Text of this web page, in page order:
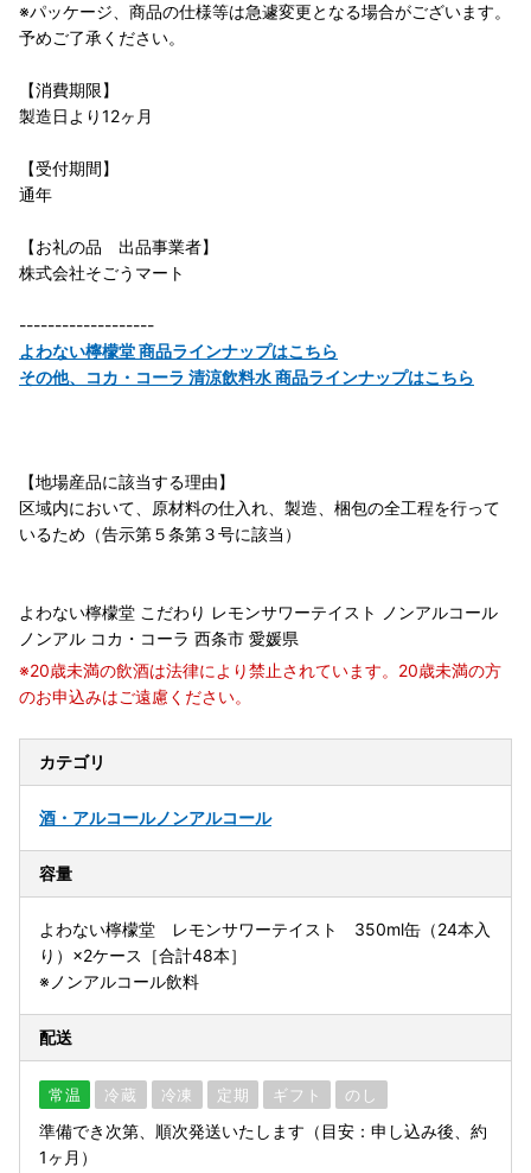
※パッケージ、商品の仕様等は急遽変更となる場合がございます。
予めご了承ください。
【消費期限】
製造日より12ヶ月
【受付期間】
通年
【お礼の品 出品事業者】
株式会社そごうマート
-------------------
よわない檸檬堂 商品ラインナップはこちら
その他、コカ・コーラ 清涼飲料水 商品ラインナップはこちら
【地場産品に該当する理由】
区域内において、原材料の仕入れ、製造、梱包の全工程を行って
いるため（告示第５条第３号に該当）
よわない檸檬堂 こだわり レモンサワーテイスト ノンアルコール
ノンアル コカ・コーラ 西条市 愛媛県
※20歳未満の飲酒は法律により禁止されています。20歳未満の方
のお申込みはご遠慮ください。
カテゴリ
酒・アルコールノンアルコール
容量
よわない檸檬堂 レモンサワーテイスト 350ml缶（24本入
り）×2ケース［合計48本］
※ノンアルコール飲料
配送
常温 冷蔵 冷凍 定期 ギフト のし
準備でき次第、順次発送いたします（目安：申し込み後、約
1ヶ月）